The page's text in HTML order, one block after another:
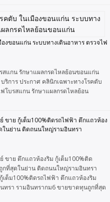
งขอนแก่น ระบบทางเดินอาหาร ตรวจไฟ
สแกน รักษาแผลกรดไหลย้อนขอนแก่น
ริการ ประกาศ คลินิกเฉพาะทางโรคตับ
โบรสแกน รักษาแผลกรดไหลย้อน
ขาย กู้เต็ม100%ติดรถไฟฟ้า ตึกแถวห้อง
นย่าน ติดถนนใหญ่รามอินทรา
ขาย ตึกแถวห้องริม กู้เต็ม100%ติด
ที่สุดในย่าน ติดถนนใหญ่รามอินทรา
ต็ม100%ติดรถไฟฟ้า ตึกแถวห้องริม
รา รามอินทรากม6 ขายขาดทุนถูกที่สุด